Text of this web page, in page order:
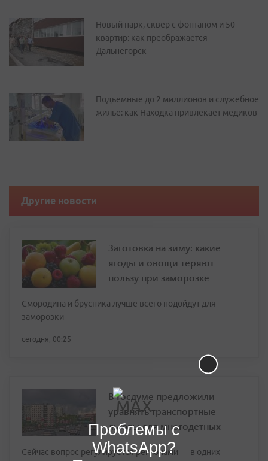
Новый парк, сквер с фонтаном и 50
квартир: как преображается
Дальнегорск
Подъемные до 2 миллионов и служебное
жилье: как Находка привлекает медиков
Другие новости
Заготовка на зиму: какие
ягоды и овощи теряют
пользу при заморозке
Смородина и брусника лучше всего подойдут для
заморозки
сегодня, 00:25
В Госдуме предложили
уравнять транспортные
льготы для многодетных
Сейчас вопрос регулируется регионами — в одних
Проблемы с
WhatsApp?